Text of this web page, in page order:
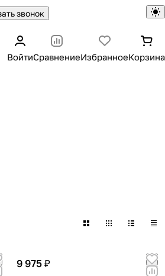
звонок
ВойтиСравнениеИзбранноеКорзина
9 975 ₽